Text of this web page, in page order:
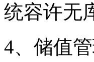
统容许无
4、储值